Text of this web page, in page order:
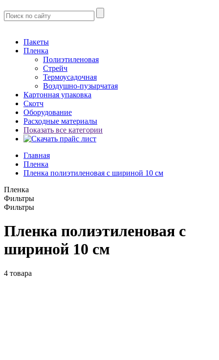
Пакеты
Пленка
Полиэтиленовая
Стрейч
Термоусадочная
Воздушно-пузырчатая
Картонная упаковка
Скотч
Оборудование
Расходные материалы
Показать все категории
Главная
Пленка
Пленка полиэтиленовая с шириной 10 см
Пленка
Фильтры
Фильтры
Пленка полиэтиленовая с
шириной 10 см
4 товара